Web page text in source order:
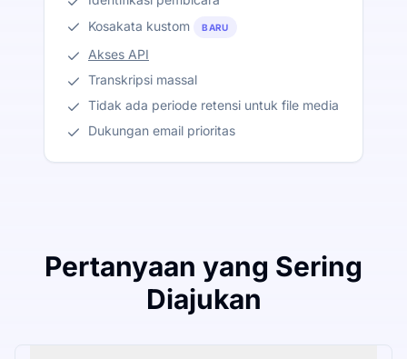
Kosakata kustom
BARU
Akses API
Transkripsi massal
Tidak ada periode retensi untuk file media
Dukungan email prioritas
Pertanyaan yang Sering
Diajukan